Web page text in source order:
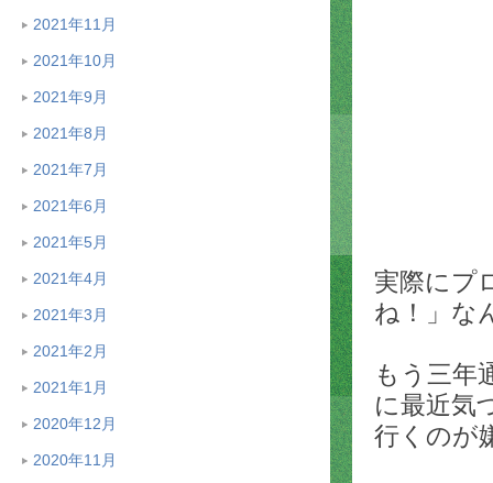
2021年11月
2021年10月
2021年9月
2021年8月
2021年7月
2021年6月
2021年5月
2021年4月
2021年3月
2021年2月
2021年1月
2020年12月
2020年11月
実際にプ
ね！」な
もう三年
に最近気
行くのが